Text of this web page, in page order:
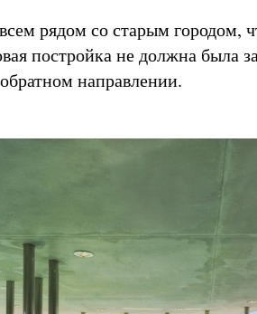
рядом со старым городом,
постройка не должна была
направлении.